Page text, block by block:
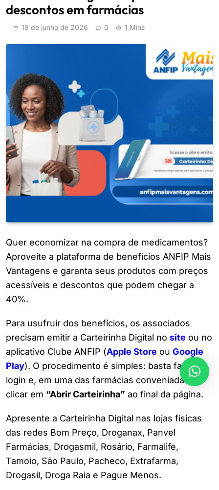
descontos em farmácias
19 de junho de 2026 0 1 Mins
Quer economizar na compra de medicamentos?
Aproveite a plataforma de benefícios ANFIP Mais
Vantagens e garanta seus produtos com preços
acessíveis e descontos que podem chegar a
40%.
Para usufruir dos benefícios, os associados
precisam emitir a Carteirinha Digital no site ou no
aplicativo Clube ANFIP (Apple Store ou Google
Play). O procedimento é simples: basta fazer o
login e, em uma das farmácias conveniadas,
clicar em “Abrir Carteirinha” ao final da página.
Apresente a Carteirinha Digital nas lojas físicas
das redes Bom Preço, Droganax, Panvel
Farmácias, Drogasmil, Rosário, Farmalife,
Tamoio, São Paulo, Pacheco, Extrafarma,
Drogasil, Droga Raia e Pague Menos.